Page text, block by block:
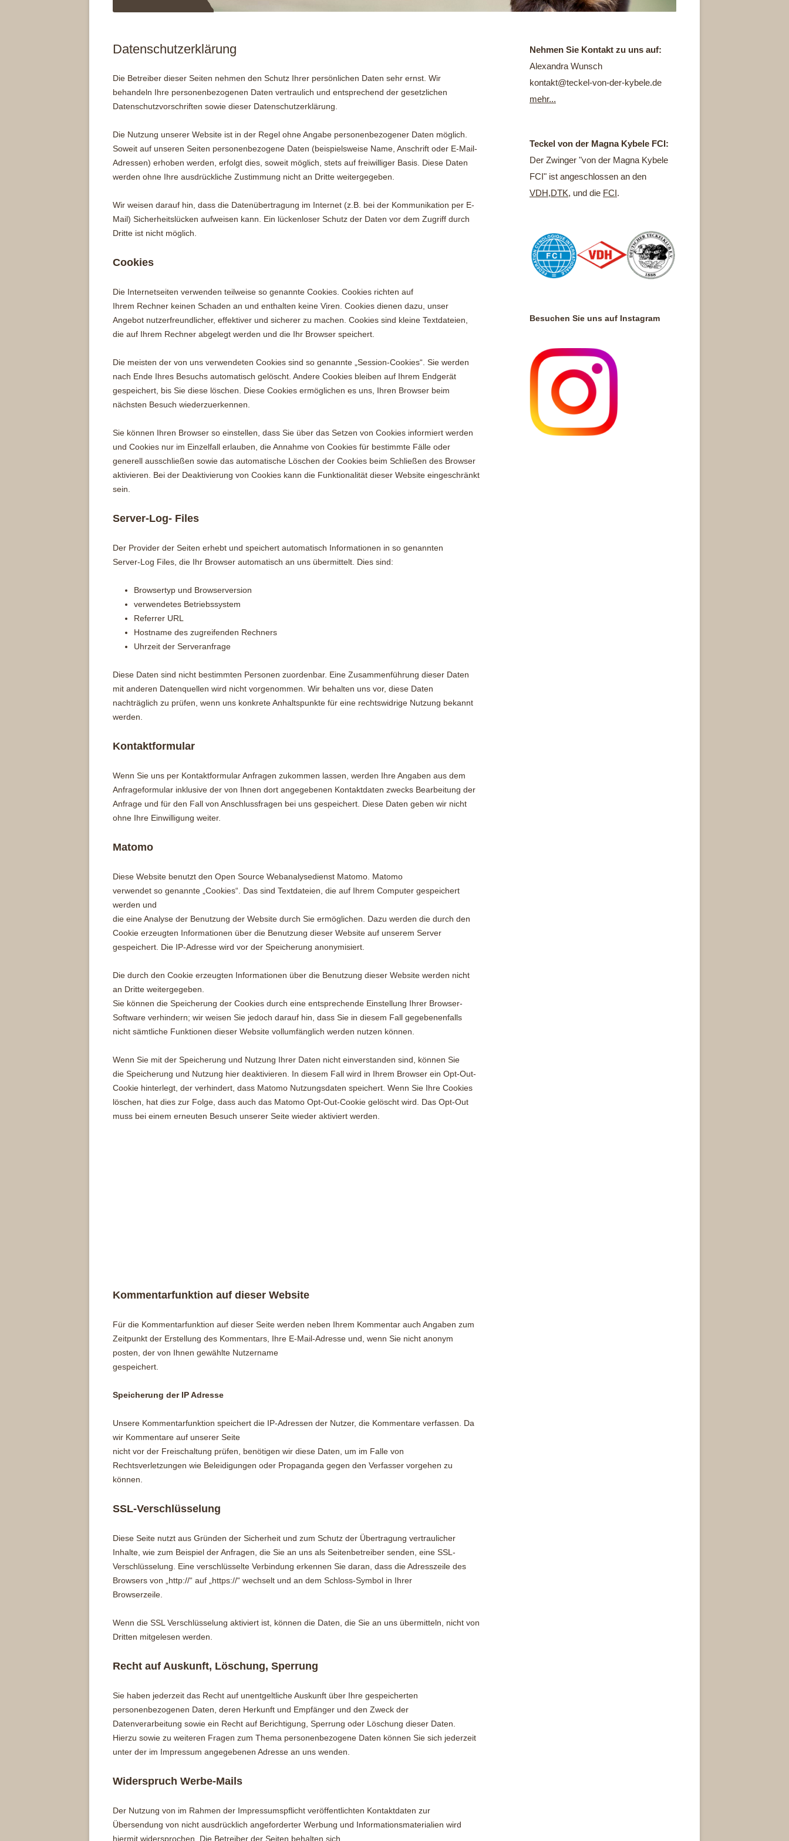
Datenschutzerklärung
Die Betreiber dieser Seiten nehmen den Schutz Ihrer persönlichen Daten sehr ernst. Wir
behandeln Ihre personenbezogenen Daten vertraulich und entsprechend der gesetzlichen
Datenschutzvorschriften sowie dieser Datenschutzerklärung.
Die Nutzung unserer Website ist in der Regel ohne Angabe personenbezogener Daten möglich.
Soweit auf unseren Seiten personenbezogene Daten (beispielsweise Name, Anschrift oder E-Mail-
Adressen) erhoben werden, erfolgt dies, soweit möglich, stets auf freiwilliger Basis. Diese Daten
werden ohne Ihre ausdrückliche Zustimmung nicht an Dritte weitergegeben.
Wir weisen darauf hin, dass die Datenübertragung im Internet (z.B. bei der Kommunikation per E-
Mail) Sicherheitslücken aufweisen kann. Ein lückenloser Schutz der Daten vor dem Zugriff durch
Dritte ist nicht möglich.
Cookies
Die Internetseiten verwenden teilweise so genannte Cookies. Cookies richten auf
Ihrem Rechner keinen Schaden an und enthalten keine Viren. Cookies dienen dazu, unser
Angebot nutzerfreundlicher, effektiver und sicherer zu machen. Cookies sind kleine Textdateien,
die auf Ihrem Rechner abgelegt werden und die Ihr Browser speichert.
Die meisten der von uns verwendeten Cookies sind so genannte „Session-Cookies“. Sie werden
nach Ende Ihres Besuchs automatisch gelöscht. Andere Cookies bleiben auf Ihrem Endgerät
gespeichert, bis Sie diese löschen. Diese Cookies ermöglichen es uns, Ihren Browser beim
nächsten Besuch wiederzuerkennen.
Sie können Ihren Browser so einstellen, dass Sie über das Setzen von Cookies informiert werden
und Cookies nur im Einzelfall erlauben, die Annahme von Cookies für bestimmte Fälle oder
generell ausschließen sowie das automatische Löschen der Cookies beim Schließen des Browser
aktivieren. Bei der Deaktivierung von Cookies kann die Funktionalität dieser Website eingeschränkt
sein.
Server-Log- Files
Der Provider der Seiten erhebt und speichert automatisch Informationen in so genannten
Server-Log Files, die Ihr Browser automatisch an uns übermittelt. Dies sind:
Browsertyp und Browserversion
verwendetes Betriebssystem
Referrer URL
Hostname des zugreifenden Rechners
Uhrzeit der Serveranfrage
Diese Daten sind nicht bestimmten Personen zuordenbar. Eine Zusammenführung dieser Daten
mit anderen Datenquellen wird nicht vorgenommen. Wir behalten uns vor, diese Daten
nachträglich zu prüfen, wenn uns konkrete Anhaltspunkte für eine rechtswidrige Nutzung bekannt
werden.
Kontaktformular
Wenn Sie uns per Kontaktformular Anfragen zukommen lassen, werden Ihre Angaben aus dem
Anfrageformular inklusive der von Ihnen dort angegebenen Kontaktdaten zwecks Bearbeitung der
Anfrage und für den Fall von Anschlussfragen bei uns gespeichert. Diese Daten geben wir nicht
ohne Ihre Einwilligung weiter.
Matomo
Diese Website benutzt den Open Source Webanalysedienst Matomo. Matomo
verwendet so genannte „Cookies“. Das sind Textdateien, die auf Ihrem Computer gespeichert
werden und
die eine Analyse der Benutzung der Website durch Sie ermöglichen. Dazu werden die durch den
Cookie erzeugten Informationen über die Benutzung dieser Website auf unserem Server
gespeichert. Die IP-Adresse wird vor der Speicherung anonymisiert.
Die durch den Cookie erzeugten Informationen über die Benutzung dieser Website werden nicht
an Dritte weitergegeben.
Sie können die Speicherung der Cookies durch eine entsprechende Einstellung Ihrer Browser-
Software verhindern; wir weisen Sie jedoch darauf hin, dass Sie in diesem Fall gegebenenfalls
nicht sämtliche Funktionen dieser Website vollumfänglich werden nutzen können.
Wenn Sie mit der Speicherung und Nutzung Ihrer Daten nicht einverstanden sind, können Sie
die Speicherung und Nutzung hier deaktivieren. In diesem Fall wird in Ihrem Browser ein Opt-Out-
Cookie hinterlegt, der verhindert, dass Matomo Nutzungsdaten speichert. Wenn Sie Ihre Cookies
löschen, hat dies zur Folge, dass auch das Matomo Opt-Out-Cookie gelöscht wird. Das Opt-Out
muss bei einem erneuten Besuch unserer Seite wieder aktiviert werden.
Kommentarfunktion auf dieser Website
Für die Kommentarfunktion auf dieser Seite werden neben Ihrem Kommentar auch Angaben zum
Zeitpunkt der Erstellung des Kommentars, Ihre E-Mail-Adresse und, wenn Sie nicht anonym
posten, der von Ihnen gewählte Nutzername
gespeichert.
Speicherung der IP Adresse
Unsere Kommentarfunktion speichert die IP-Adressen der Nutzer, die Kommentare verfassen. Da
wir Kommentare auf unserer Seite
nicht vor der Freischaltung prüfen, benötigen wir diese Daten, um im Falle von
Rechtsverletzungen wie Beleidigungen oder Propaganda gegen den Verfasser vorgehen zu
können.
SSL-Verschlüsselung
Diese Seite nutzt aus Gründen der Sicherheit und zum Schutz der Übertragung vertraulicher
Inhalte, wie zum Beispiel der Anfragen, die Sie an uns als Seitenbetreiber senden, eine SSL-
Verschlüsselung. Eine verschlüsselte Verbindung erkennen Sie daran, dass die Adresszeile des
Browsers von „http://“ auf „https://“ wechselt und an dem Schloss-Symbol in Ihrer
Browserzeile.
Wenn die SSL Verschlüsselung aktiviert ist, können die Daten, die Sie an uns übermitteln, nicht von
Dritten mitgelesen werden.
Recht auf Auskunft, Löschung, Sperrung
Sie haben jederzeit das Recht auf unentgeltliche Auskunft über Ihre gespeicherten
personenbezogenen Daten, deren Herkunft und Empfänger und den Zweck der
Datenverarbeitung sowie ein Recht auf Berichtigung, Sperrung oder Löschung dieser Daten.
Hierzu sowie zu weiteren Fragen zum Thema personenbezogene Daten können Sie sich jederzeit
unter der im Impressum angegebenen Adresse an uns wenden.
Widerspruch Werbe-Mails
Der Nutzung von im Rahmen der Impressumspflicht veröffentlichten Kontaktdaten zur
Übersendung von nicht ausdrücklich angeforderter Werbung und Informationsmaterialien wird
hiermit widersprochen. Die Betreiber der Seiten behalten sich
Nehmen Sie Kontakt zu uns auf:
Alexandra Wunsch
kontakt@teckel-von-der-kybele.de
mehr...
Teckel von der Magna Kybele FCI:
Der Zwinger "von der Magna Kybele
FCI" ist angeschlossen an den
VDH,DTK, und die FCI.
Besuchen Sie uns auf Instagram